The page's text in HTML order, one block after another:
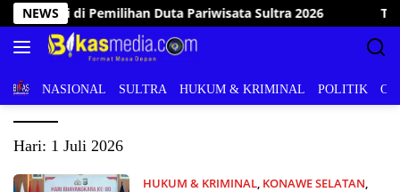
Langsung
ke
konten
NEWS Tanggap Bencana, Wakil Bupati Konawe Selatan
BERITANASIONAL SULTRA HUKUM & KRIMINAL POLITIK
Hari: 1 Juli 2026
HUKUM & KRIMINAL, KONAWE SELATAN,